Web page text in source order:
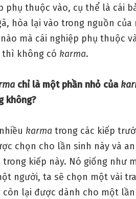
phụ thuộc vào, cụ thể là cái
hòa lại vào trong nguồn của
mà cái nghiệp phụ thuộc
thì không có karma.
chỉ là một phần nhỏ của
không?
karma trong các kiếp
chọn cho lần sinh này và
kiếp này. Nó giống như
người, ta sẽ chọn một vài
lại được dành cho một